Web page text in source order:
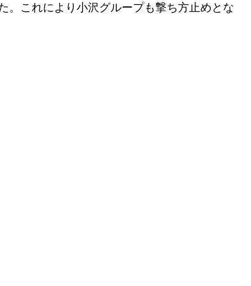
これにより小沢グループも撃ち方止めとな